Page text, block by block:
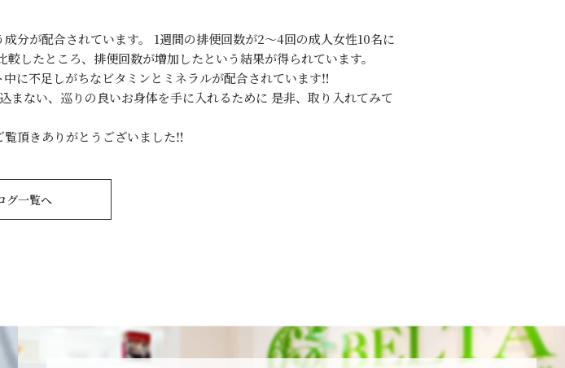
分が配合されています。 1週間の排便回数が2〜4回の成人女性10名に
したところ、排便回数が増加したという結果が得られています。
に不足しがちなビタミンとミネラルが配合されています‼
ない、巡りの良いお身体を手に入れるために 是非、取り入れてみて
頂きありがとうございました‼
グ一覧へ